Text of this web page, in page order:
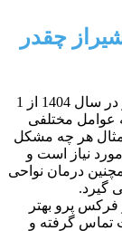
چقدر
قیمت هر جلسه انجام لیزر فرکس پرو در شیراز در سال 1404 از 1
که عوامل مختلفی
مثال هر چه مشکل
نیاز است و
درمان نواحی
گیرد.
فرکس پرو بهتر
تماس گرفته و